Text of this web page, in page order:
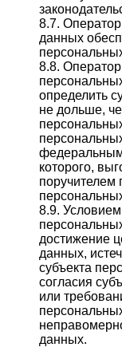
8.7.
данных
8.8.
определить
не дольше,
федеральным
которого,
поручителем
8.9.
достижение
данных,
субъекта
согласия
или
данных.